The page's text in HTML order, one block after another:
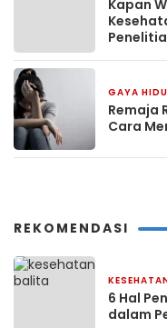
Kapan
GAYA
Remaja
Cara
REKOMENDASI
6 Hal
dalam